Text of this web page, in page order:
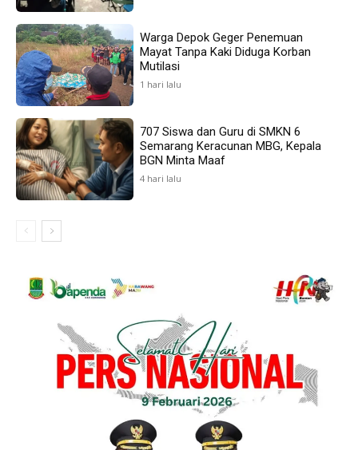
Warga Depok Geger Penemuan
Mayat Tanpa Kaki Diduga Korban
Mutilasi
1 hari lalu
707 Siswa dan Guru di SMKN 6
Semarang Keracunan MBG, Kepala
BGN Minta Maaf
4 hari lalu